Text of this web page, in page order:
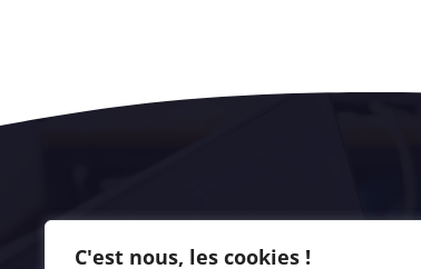
C'est nous, les cookies !